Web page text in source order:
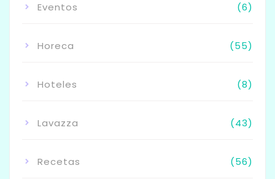
Eventos (6)
Horeca (55)
Hoteles (8)
Lavazza (43)
Recetas (56)